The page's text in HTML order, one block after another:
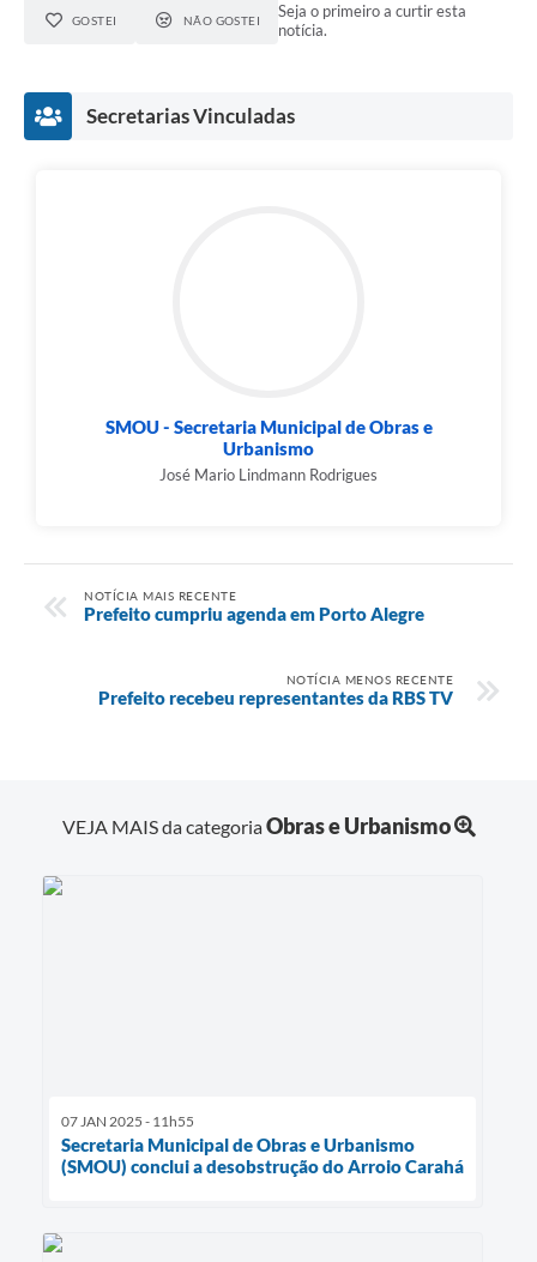
GOSTEI NÃO GOSTEI
Seja o primeiro a curtir esta
notícia.
Secretarias Vinculadas
SMOU - Secretaria Municipal de Obras e
Urbanismo
José Mario Lindmann Rodrigues
NOTÍCIA MAIS RECENTE
Prefeito cumpriu agenda em Porto Alegre
NOTÍCIA MENOS RECENTE
Prefeito recebeu representantes da RBS TV
VEJA MAIS da categoriaObras e Urbanismo
07 JAN 2025 - 11h55
Secretaria Municipal de Obras e Urbanismo
(SMOU) conclui a desobstrução do Arroio Carahá